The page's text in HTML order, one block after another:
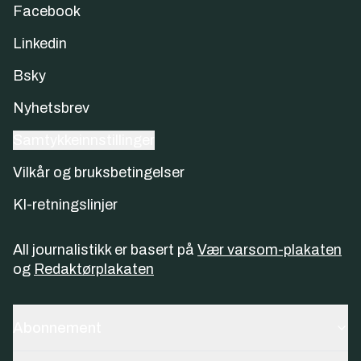
Facebook
Linkedin
Bsky
Nyhetsbrev
Vilkår og bruksbetingelser
KI-retningslinjer
All journalistikk er basert på Vær varsom-plakaten
og Redaktørplakaten